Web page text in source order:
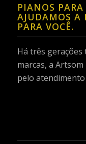
PIANOS PARA
AJUDAMOS A
PARA VOCÊ.
Há três
marcas, a
pelo